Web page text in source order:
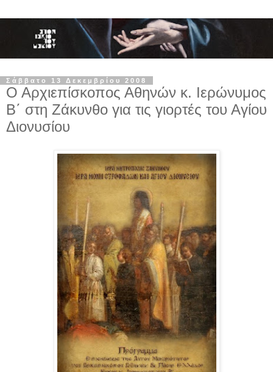
Σάββατο 13 Δεκεμβρίου 2008
Ο Αρχιεπίσκοπος Αθηνών κ. Ιερώνυμος
Β΄ στη Ζάκυνθο για τις γιορτές του Αγίου
Διονυσίου